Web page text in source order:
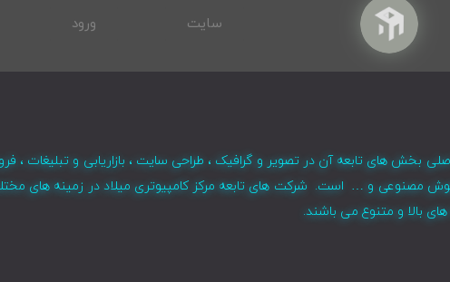
سایت ورود
بخش های تابعه آن در تصویر و گرافیک ، طراحی سایت ، بازاریابی و تبلیغات
مصنوعی و … است. شرکت های تابعه مرکز کامپیوتری میلاد در زمینه های
بالا و متنوع می باشند.